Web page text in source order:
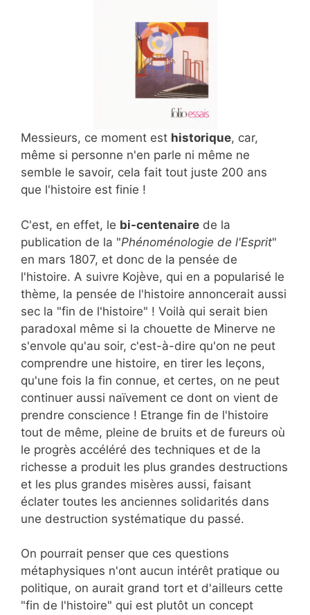
Messieurs, ce moment est historique, car,
même si personne n'en parle ni même ne
semble le savoir, cela fait tout juste 200 ans
que l'histoire est finie !
C'est, en effet, le bi-centenaire de la
publication de la "Phénoménologie de l'Esprit"
en mars 1807, et donc de la pensée de
l'histoire. A suivre Kojève, qui en a popularisé le
thème, la pensée de l'histoire annoncerait aussi
sec la "fin de l'histoire" ! Voilà qui serait bien
paradoxal même si la chouette de Minerve ne
s'envole qu'au soir, c'est-à-dire qu'on ne peut
comprendre une histoire, en tirer les leçons,
qu'une fois la fin connue, et certes, on ne peut
continuer aussi naïvement ce dont on vient de
prendre conscience ! Etrange fin de l'histoire
tout de même, pleine de bruits et de fureurs où
le progrès accéléré des techniques et de la
richesse a produit les plus grandes destructions
et les plus grandes misères aussi, faisant
éclater toutes les anciennes solidarités dans
une destruction systématique du passé.
On pourrait penser que ces questions
métaphysiques n'ont aucun intérêt pratique ou
politique, on aurait grand tort et d'ailleurs cette
"fin de l'histoire" qui est plutôt un concept